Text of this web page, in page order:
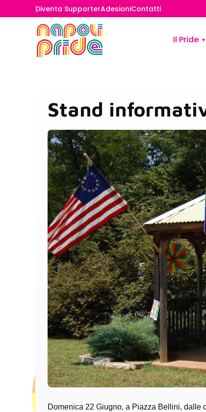
Diventa SupporterAdesioniContatti
Il Pride
Stand
Domenica 22 Giugno, a Piazza Bellini, dalle